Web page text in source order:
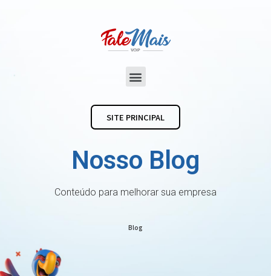
SITE PRINCIPAL
Nosso Blog
Conteúdo para melhorar sua empresa
Blog